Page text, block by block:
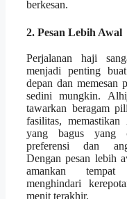
berkesan.
2. Pesan Lebih Awal
Perjalanan haji
menjadi penting
depan dan memesan
sedini mungkin.
tawarkan beragam
fasilitas,
yang bagus yang
preferensi dan
Dengan pesan lebih
amankan
menghindari
menit terakhir.